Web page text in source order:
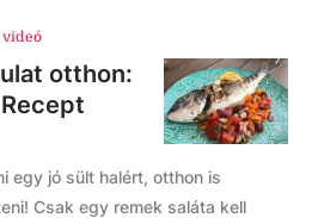
videó
otthon:
egy jó sült halért, otthon is
Csak egy remek saláta kell